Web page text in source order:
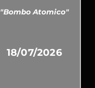
"Bombo Atomico"
18/07/2026